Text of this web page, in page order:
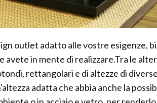
outlet adatto alle vostre esigenze,
avete in mente di realizzare.Tra le
rettangolari e di altezze di
adatta che abbia anche la